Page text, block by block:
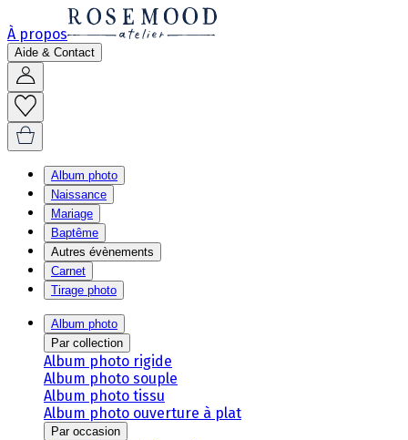
À propos
Aide & Contact
Album photo
Naissance
Mariage
Baptême
Autres évènements
Carnet
Tirage photo
Album photo
Par collection
Album photo rigide
Album photo souple
Album photo tissu
Album photo ouverture à plat
Par occasion